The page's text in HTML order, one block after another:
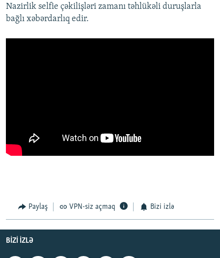
Nazirlik selfie çəkilişləri zamanı təhlükəli duruşlarla
bağlı xəbərdarlıq edir.​
Paylaş VPN-siz açmaq Bizi izlə
BIZI IZLƏ